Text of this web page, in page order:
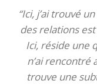
“Ici, j’ai trouvé
des relations
Ici, réside une
n’ai rencontré
trouve une